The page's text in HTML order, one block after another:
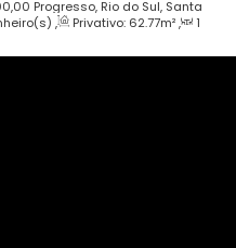
Esperança - Residencial
Rio do Sul
Progresso, Rio do Sul, Santa
, Privativo: 62.77m²,
1